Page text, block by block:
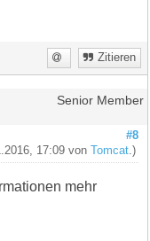
Zitieren
Senior Member
#8
17:09 vonTomcat .)
mehr